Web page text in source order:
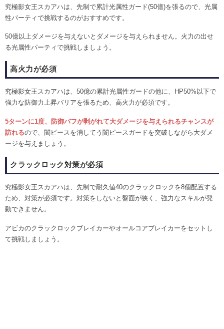
究極影女王スカアハは、先制で累計光属性ガード(50億)を張るので、光属
性パーティで挑戦するのがおすすめです。
50億以上ダメージを与えないとダメージを与えられません。火力の出せ
る光属性パーティで挑戦しましょう。
高火力が必須
究極影女王スカアハは、50億の累計光属性ガードの他に、HP50%以下で
強力な防御力上昇バリアを張るため、高火力が必須です。
5ターンに1度、防御バフが剥がれて大ダメージを与えられるチャンスが
訪れるので、闇ピースを消してう闇ピースガードを突破しながら大ダメ
ージを与えましょう。
クラックロック対策が必須
究極影女王スカアハは、先制で耐久値40のクラックロックを8個配置する
ため、対策が必須です。対策をしないと盤面が狭く、強力なスキルが発
動できません。
アビカのクラックロックブレイカーやオールコアブレイカーをセットし
て挑戦しましょう。